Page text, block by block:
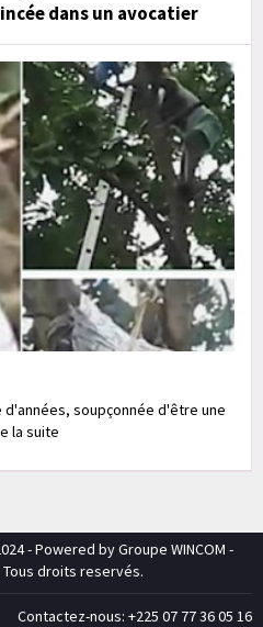
dans un avocatier
soupçonnée d'être une
la suite
- Powered by Groupe WINCOM -
Tous droits reservés.
Contactez-nous: +225 07 77 36 05 16